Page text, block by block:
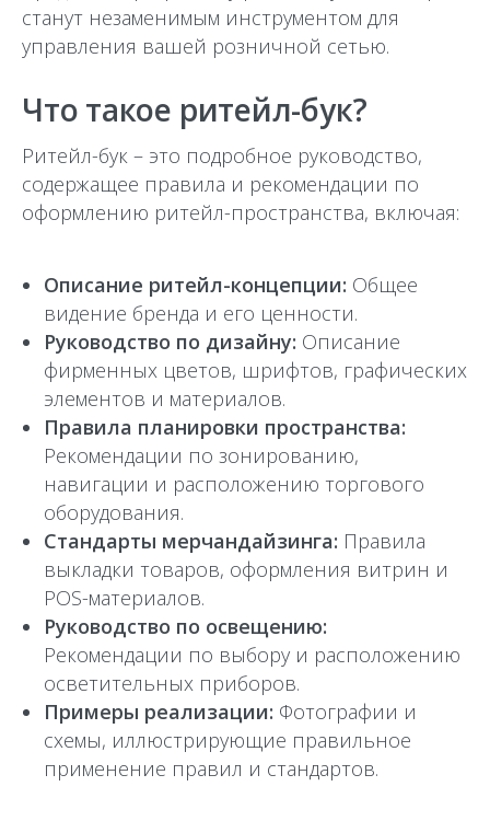
станут незаменимым инструментом для
управления вашей розничной сетью.
Что такое ритейл-бук?
Ритейл-бук – это подробное руководство,
содержащее правила и рекомендации по
оформлению ритейл-пространства, включая:
Описание ритейл-концепции: Общее
видение бренда и его ценности.
Руководство по дизайну: Описание
фирменных цветов, шрифтов, графических
элементов и материалов.
Правила планировки пространства:
Рекомендации по зонированию,
навигации и расположению торгового
оборудования.
Стандарты мерчандайзинга: Правила
выкладки товаров, оформления витрин и
POS-материалов.
Руководство по освещению:
Рекомендации по выбору и расположению
осветительных приборов.
Примеры реализации: Фотографии и
схемы, иллюстрирующие правильное
применение правил и стандартов.